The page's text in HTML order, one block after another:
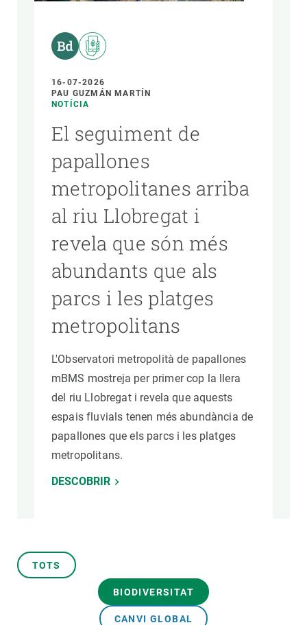
16-07-2026
PAU GUZMÁN MARTÍN
NOTÍCIA
El seguiment de
papallones
metropolitanes arriba
al riu Llobregat i
revela que són més
abundants que als
parcs i les platges
metropolitans
L'Observatori metropolità de papallones
mBMS mostreja per primer cop la llera
del riu Llobregat i revela que aquests
espais fluvials tenen més abundància de
papallones que els parcs i les platges
metropolitans.
DESCOBRIR
TOTS
BIODIVERSITAT
CANVI GLOBAL
PARTICIPA